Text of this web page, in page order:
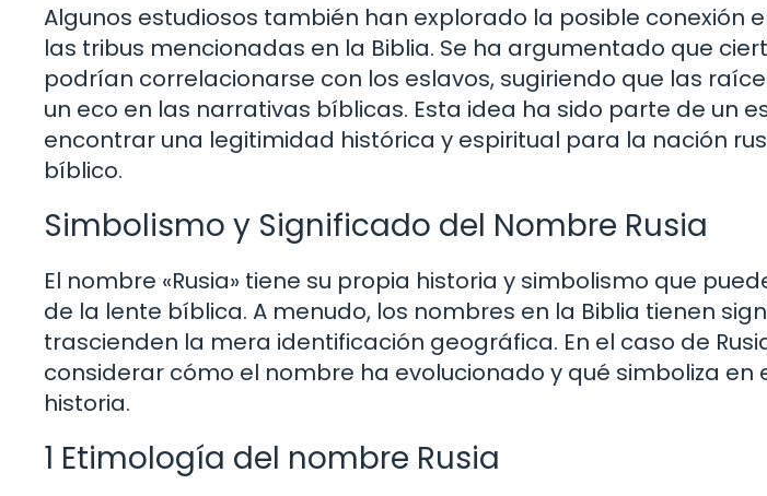
Algunos estudiosos también han explorado la posible conexión
las tribus mencionadas en la Biblia. Se ha argumentado que
podrían correlacionarse con los eslavos, sugiriendo que las
un eco en las narrativas bíblicas. Esta idea ha sido parte de un
encontrar una legitimidad histórica y espiritual para la nación
bíblico.
Simbolismo y Significado del Nombre Rusia
El nombre «Rusia» tiene su propia historia y simbolismo que
de la lente bíblica. A menudo, los nombres en la Biblia tienen
trascienden la mera identificación geográfica. En el caso de
considerar cómo el nombre ha evolucionado y qué simboliza en
historia.
1 Etimología del nombre Rusia